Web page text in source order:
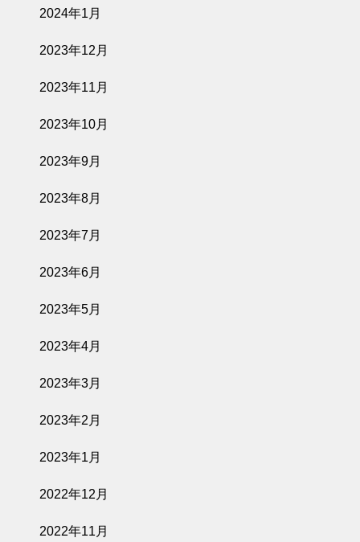
2024年1月
2023年12月
2023年11月
2023年10月
2023年9月
2023年8月
2023年7月
2023年6月
2023年5月
2023年4月
2023年3月
2023年2月
2023年1月
2022年12月
2022年11月